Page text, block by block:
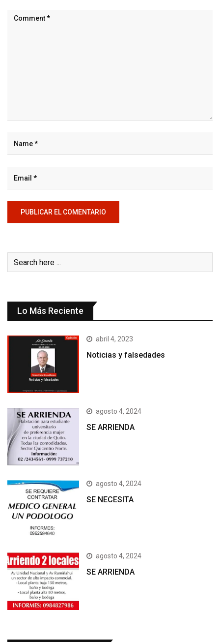
Lo Más Reciente
abril 4, 2023
Noticias y falsedades
agosto 4, 2024
SE ARRIENDA
agosto 4, 2024
SE NECESITA
agosto 4, 2024
SE ARRIENDA